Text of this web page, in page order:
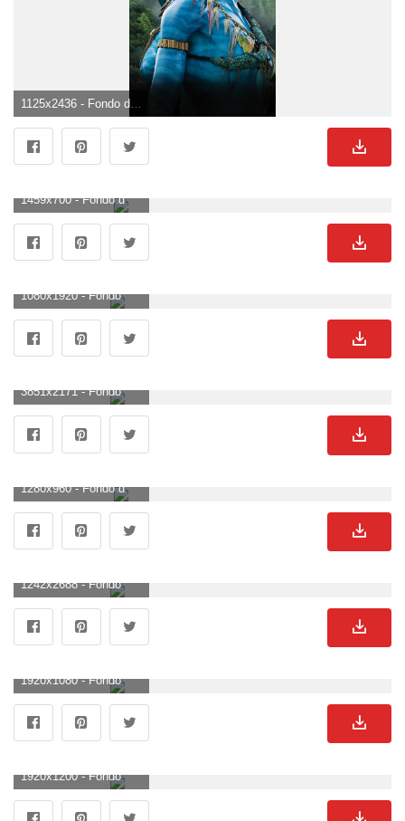
1125x2436 - Fondo de pantalla de 1125x2436. Fondo para móvil de Avatar.
1459x700 - Fondo de pantalla de 1459x700. Fondo de pantalla de Avatar.
1080x1920 - Fondo de pantalla de 1080x1920. Wallpaper para celular de Avatar.
3851x2171 - Fondo de pantalla de 3851x2171. Fondo para computadora de Avatar.
1280x960 - Fondo de pantalla de 1280x960. Fondo de pantalla de Avatar.
1242x2688 - Fondo de pantalla de 1242x2688. Fondo para móvil de Avatar.
1920x1080 - Fondo de pantalla de 1920x1080. Fondo para computadora HD 1080p de Avatar.
1920x1200 - Fondo de pantalla de 1920x1200. Imágen de Avatar.